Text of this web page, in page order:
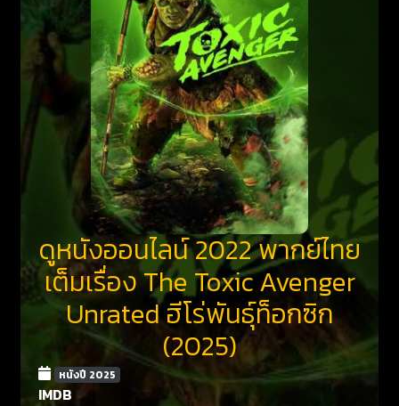
ดูหนังออนไลน์ 2022 พากย์ไทย
เต็มเรื่อง The Toxic Avenger
Unrated ฮีโร่พันธุ์ท็อกซิก
(2025)
หนังปี 2025
IMDB